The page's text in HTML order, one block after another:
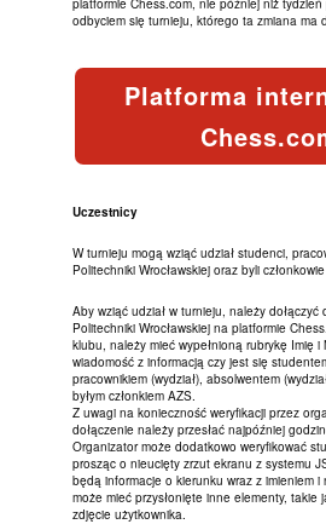
odbyciem się turnieju, którego ta zmiana ma
Platforma
Uczestnicy
W turnieju mogą wziąć udział studenci,
Politechniki Wrocławskiej oraz byli
Aby wziąć udział w turnieju, należy dołączyć
Politechniki Wrocławskiej na platformie
klubu, należy mieć wypełnioną rubrykę Imię i
wiadomość z informacją czy jest się
pracownikiem (wydział), absolwentem
byłym członkiem AZS.
Z uwagi na konieczność weryfikacji przez
dołączenie należy przesłać najpóźniej
Organizator może dodatkowo weryfikować
prosząc o nieucięty zrzut ekranu z systemu
będą informacje o kierunku wraz z imieniem i
może mieć przysłonięte inne elementy, takie
zdjęcie użytkownika.